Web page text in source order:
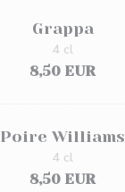
Grappa
8,50 EUR
4 cl
Poire Williams
8,50 EUR
4 cl